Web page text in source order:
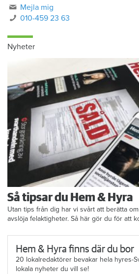
Mejla mig
010-459 23 63
Nyheter
Så tipsar du Hem & Hyra
Utan tips från dig har vi svårt att berätta
avslöja felaktigheter. Så här gör du för att
Hem & Hyra finns där du bor
20 lokalredaktörer bevakar hela hyres-
lokala nyheter du vill se!